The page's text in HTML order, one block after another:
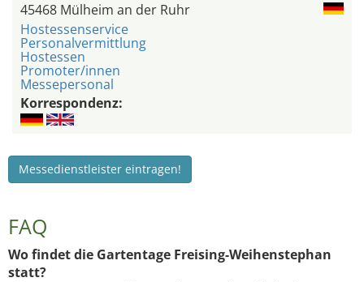
45468 Mülheim an der Ruhr
Hostessenservice
Personalvermittlung
Hostessen
Promoter/innen
Messepersonal
Korrespondenz:
Messedienstleister eintragen!
FAQ
Wo findet die Gartentage Freising-Weihenstephan
statt?